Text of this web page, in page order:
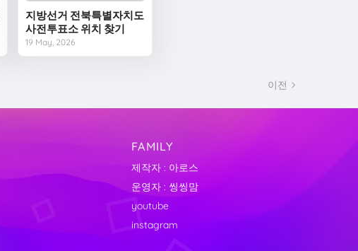
지방선거 전북특별자치도
사전투표소 위치 찾기
19 May, 2026
이전
FAMILY
제작자 : 아로스
운영자 : 씽씽맘
youtube
instagram